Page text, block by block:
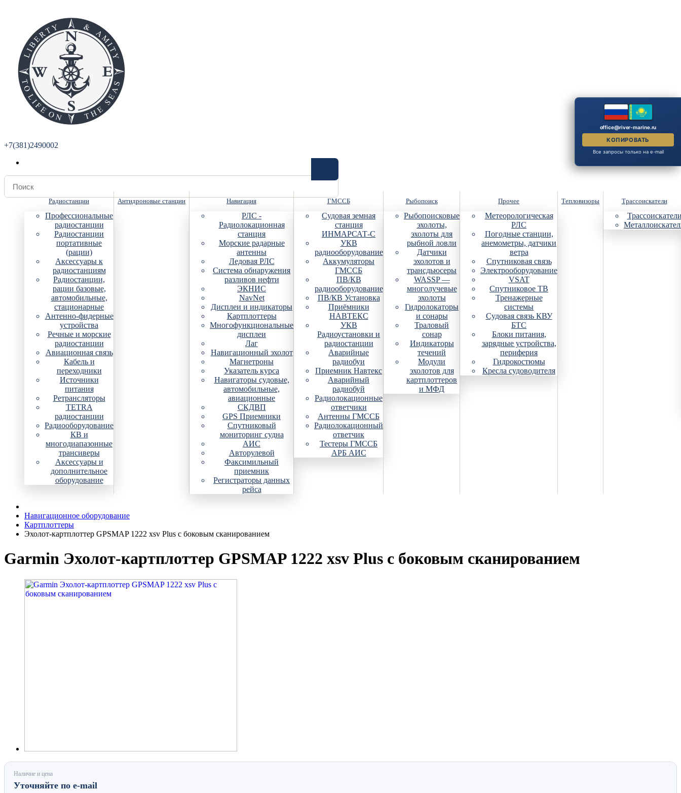
+7(381)2490002
Радиостанции
Профессиональные
радиостанции
Радиостанции
портативные
(рации)
Аксессуары к
радиостанциям
Радиостанции,
рации базовые,
автомобильные,
стационарные
Антенно-фидерные
устройства
Речные и морские
радиостанции
Авиационная связь
Кабель и
переходники
Источники
питания
Ретрансляторы
TETRA
радиостанции
Радиооборудование
КВ и
многодиапазонные
трансиверы
Аксессуары и
дополнительное
оборудование
Антидроновые станции Навигация
РЛС -
Радиолокационная
станция
Морские радарные
антенны
Ледовая РЛС
Система обнаружения
разливов нефти
ЭКНИС
NavNet
Дисплеи и индикаторы
Картплоттеры
Многофункциональные
дисплеи
Лаг
Навигационный эхолот
Магнетроны
Указатель курса
Навигаторы судовые,
автомобильные,
авиационные
СКДВП
GPS Приемники
Спутниковый
мониторинг судна
АИС
Авторулевой
Факсимильный
приемник
Регистраторы данных
рейса
ГМССБ
Судовая земная
станция
ИНМАРСАТ-С
УКВ
радиооборудование
Аккумуляторы
ГМССБ
ПВ/КВ
радиооборудование
ПВ/КВ Установка
Приёмники
НАВТЕКС
УКВ
Радиоустановки и
радиостанции
Аварийные
радиобуи
Приемник Навтекс
Аварийный
радиобуй
Радиолокационные
ответчики
Антенны ГМССБ
Радиолокационный
ответчик
Тестеры ГМССБ
АРБ АИС
Рыбопоиск
Рыбопоисковые
эхолоты,
эхолоты для
рыбной ловли
Датчики
эхолотов и
трансдьюсеры
WASSP —
многолучевые
эхолоты
Гидролокаторы
и сонары
Траловый
сонар
Индикаторы
течений
Модули
эхолотов для
картплоттеров
и МФД
Прочее
Метеорологическая
РЛС
Погодные станции,
анемометры, датчики
ветра
Спутниковая связь
Электрооборудование
VSAT
Спутниковое ТВ
Тренажерные
системы
Судовая связь КВУ
БТС
Блоки питания,
зарядные устройства,
периферия
Гидрокостюмы
Кресла судоводителя
Тепловизоры Трассоискатели
Навигационное оборудование
Картплоттеры
Эхолот-картплоттер GPSMAP 1222 xsv Plus с боковым сканированием
Garmin Эхолот-картплоттер GPSMAP 1222 xsv Plus с боковым сканированием
Наличие и цена
Уточняйте по e-mail
office@river-marine.ru
КОПИРОВАТЬ
Все запросы только на e-mail